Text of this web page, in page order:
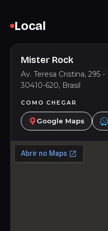
Local
Mister Rock
Av. Teresa Cristina, 295
30410-620, Brasil
COMO CHEGAR
Google Maps